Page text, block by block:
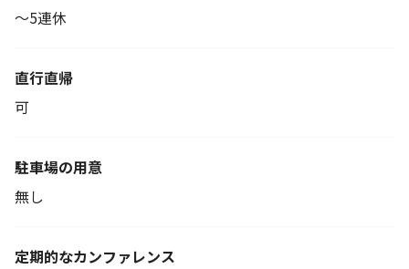
～5連休
直行直帰
可
駐車場の用意
無し
定期的なカンファレンス